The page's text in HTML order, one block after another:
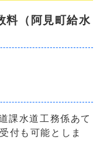
料（阿見町給水
課水道工務係あて
付も可能としま